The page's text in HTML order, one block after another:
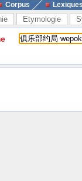
Corpus
Etymologie